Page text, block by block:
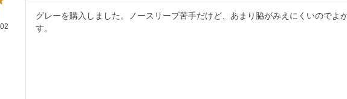
グレーを購入しました。ノースリーブ苦手だけど、あまり脇がみえにくいのでよ
す。